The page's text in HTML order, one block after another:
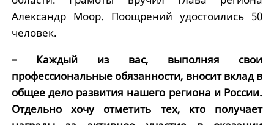
Александр Моор. Поощрений удостоились 50
человек.
– Каждый из вас, выполняя свои
профессиональные обязанности, вносит вклад в
общее дело развития нашего региона и России.
Отдельно хочу отметить тех, кто получает